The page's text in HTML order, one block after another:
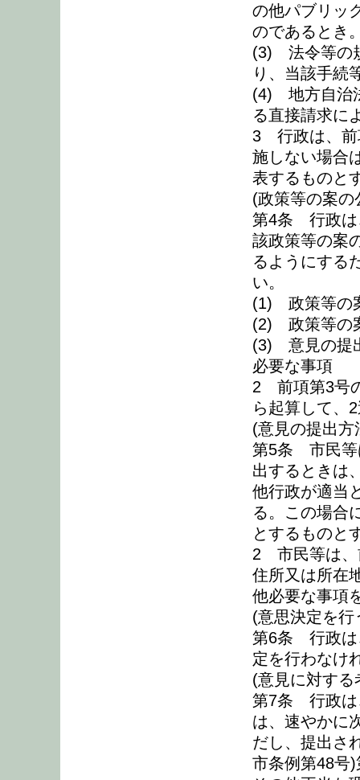
の他パブリッ
のであるとき
(3) 法令等の
り、当該手続
(4) 地方自治
る直接請求に
3 行政は、前
施しない場合
表するものと
(政策等の案の
第4条 行政は
該政策等の案
るようにする
い。
(1) 政策等の
(2) 政策等の
(3) 意見の提
必要な事項
2 前項第3号
ら起算して、
(意見の提出方
第5条 市民等
出するときは
他行政が適当
る。この場合
とするものと
2 市民等は、
住所又は所在
他必要な事項
(意思決定を
第6条 行政は
定を行わなけ
(意見に対す
第7条 行政は
は、速やかに
だし、提出さ
市条例第48号